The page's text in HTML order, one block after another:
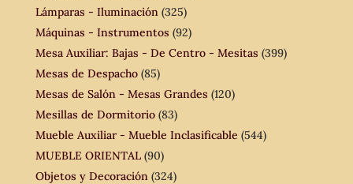
Lámparas - Iluminación (325)
Máquinas - Instrumentos (92)
Mesa Auxiliar: Bajas - De Centro - Mesitas (399)
Mesas de Despacho (85)
Mesas de Salón - Mesas Grandes (120)
Mesillas de Dormitorio (83)
Mueble Auxiliar - Mueble Inclasificable (544)
MUEBLE ORIENTAL (90)
Objetos y Decoración (324)